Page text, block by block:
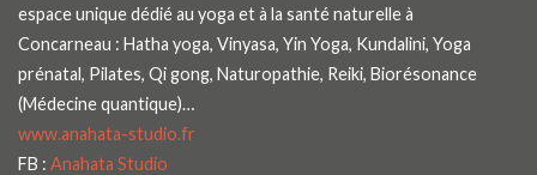
espace unique dédié au yoga et à la santé naturelle à
Concarneau : Hatha yoga, Vinyasa, Yin Yoga, Kundalini, Yoga
prénatal, Pilates, Qi gong, Naturopathie, Reiki, Biorésonance
(Médecine quantique)…
www.anahata-studio.fr
FB : Anahata Studio